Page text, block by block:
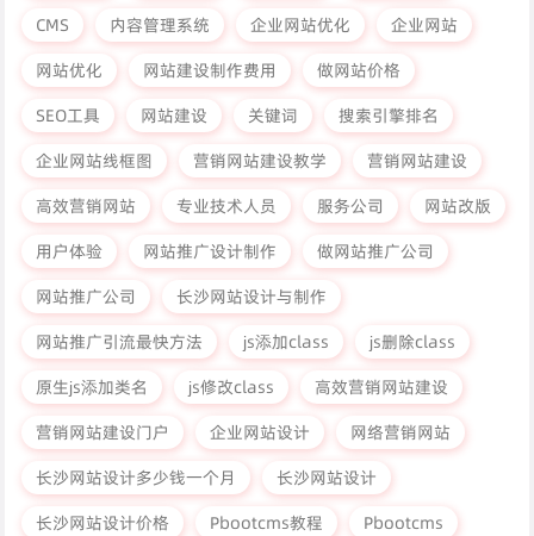
CMS
内容管理系统 企业网站优化
企业网站
网站优化
网站建设制作费用
做网站价格
SEO工具
网站建设 关键词
搜索引擎排名
企业网站线框图
营销网站建设教学
营销网站建设
高效营销网站
专业技术人员 服务公司
网站改版
用户体验
网站推广设计制作
做网站推广公司
网站推广公司
长沙网站设计与制作
网站推广引流最快方法
js添加class
js删除class
原生js添加类名
js修改class
高效营销网站建设
营销网站建设门户
企业网站设计
网络营销网站
长沙网站设计多少钱一个月
长沙网站设计
长沙网站设计价格
Pbootcms教程
Pbootcms